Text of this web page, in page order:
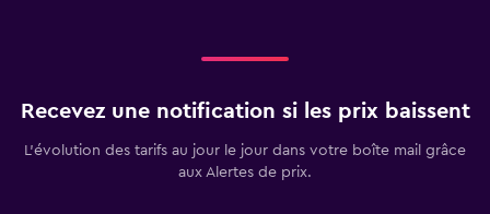
Recevez une notification si les prix baissent
L’évolution des tarifs au jour le jour dans votre boîte mail grâce
aux Alertes de prix.